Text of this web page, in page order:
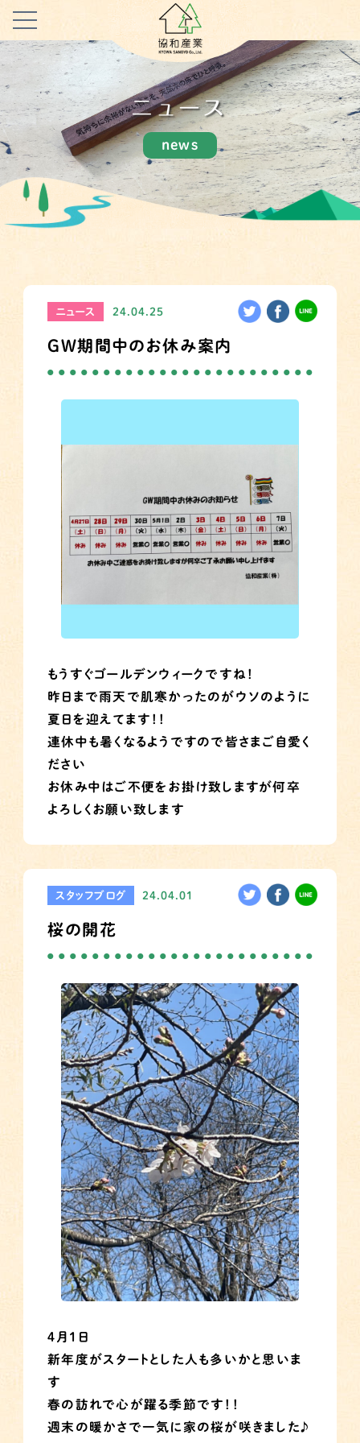
ニュース
news
ニュース 24.04.25
GW期間中のお休み案内
もうすぐゴールデンウィークですね！
昨日まで雨天で肌寒かったのがウソのように
夏日を迎えてます！！
連休中も暑くなるようですので皆さまご自愛く
ださい
お休み中はご不便をお掛け致しますが何卒
よろしくお願い致します
スタッフブログ 24.04.01
桜の開花
４月１日
新年度がスタートとした人も多いかと思いま
す
春の訪れで心が躍る季節です！！
週末の暖かさで一気に家の桜が咲きました♪